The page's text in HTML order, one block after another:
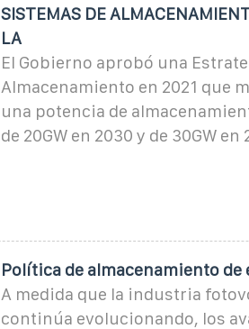
SISTEMAS DE
LA
El Gobierno aprobó una
Almacenamiento en 2021 que
una potencia de
de 20GW en 2030 y de 30GW en
Política de almacenamiento de
A medida que la industria
continúa evolucionando, los